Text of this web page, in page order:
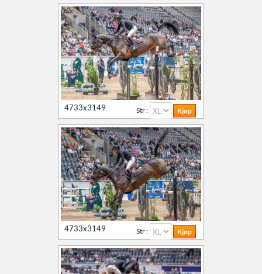
4733x3149 Str :
4733x3149 Str :